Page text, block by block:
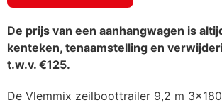
De prijs van een aanhangwagen is
kenteken, tenaamstelling en
t.w.v. €125.
De Vlemmix zeilboottrailer 9,2 m